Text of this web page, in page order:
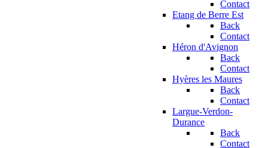
Contact
Etang de Berre Est
Back
Contact
Héron d'Avignon
Back
Contact
Hyères les Maures
Back
Contact
Largue-Verdon-
Durance
Back
Contact